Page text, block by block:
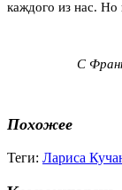
каждого из нас. Но
С
Похожее
Теги: Лариса